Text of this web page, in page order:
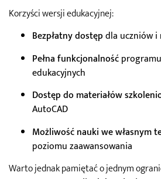
Korzyści wersji edukacyjnej:
Bezpłatny dostępdla uczniów i
Pełna funkcjonalność
edukacyjnych
Dostęp do materiałów
AutoCAD
Możliwość nauki we własnym
poziomu zaawansowania
Warto jednak pamiętać o jednym